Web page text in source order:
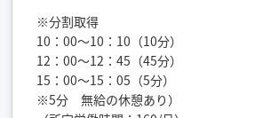
※分割取得
10：00～10：10（10分）
12：00～12：45（45分）
15：00～15：05（5分）
※5分 無給の休憩あり）